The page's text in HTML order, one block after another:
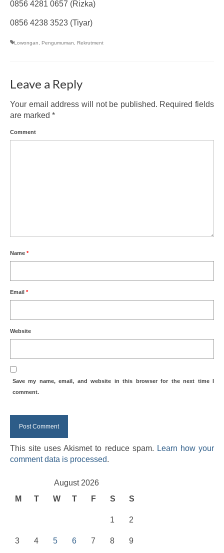
0856 4281 0657 (Rizka)
0856 4238 3523 (Tiyar)
Lowongan, Pengumuman, Rekrutment
Leave a Reply
Your email address will not be published. Required fields
are marked *
Comment
Name *
Email *
Website
Save my name, email, and website in this browser for the next time I
comment.
This site uses Akismet to reduce spam. Learn how your
comment data is processed.
August 2026
M
T W T F S S
1 2
3 4 5 6 7 8 9